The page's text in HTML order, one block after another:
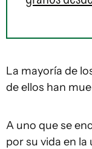
La mayoría de
de ellos han
A uno que se
por su vida en